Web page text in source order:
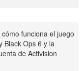
funciona el juego
Black Ops 6 y la
de Activision